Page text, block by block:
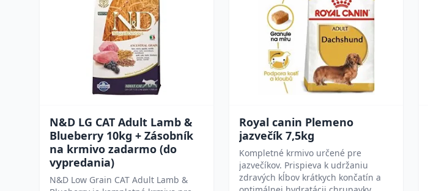
N&D LG CAT Adult Lamb &
Blueberry 10kg + Zásobník
na krmivo zadarmo (do
vypredania)
N&D Low Grain CAT Adult Lamb &
Royal canin Plemeno
jazvečík 7,5kg
Kompletné krmivo určené pre
jazvečíkov. Prispieva k udržaniu
zdravých kĺbov krátkych končatín a